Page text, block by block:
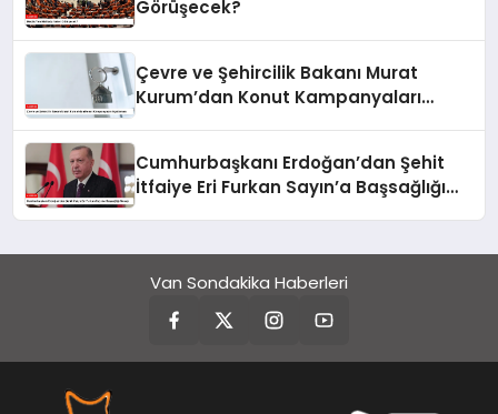
Görüşecek?
Çevre ve Şehircilik Bakanı Murat
Kurum’dan Konut Kampanyaları
Cumhurbaşkanı Erdoğan’dan Şehit
İtfaiye Eri Furkan Sayın’a Başsağlığı
Van Sondakika Haberleri